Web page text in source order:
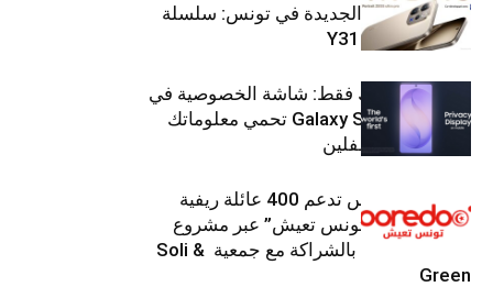
هواتفها الذكيّة الجديدة في تونس: سلسلة
V70 وسلسلة Y31
شاشتك، لعينيك فقط: شاشة الخصوصية في
جهاز Galaxy S26 Ultra تحمي معلوماتك
من أعين المتطفلين
Ooredoo تونس تدعم 400 عائلة ريفية
ضمن برنامج “تونس تعيش” عبر مشروع
تنموي مستدام بالشراكة مع جمعية Soli &
Green